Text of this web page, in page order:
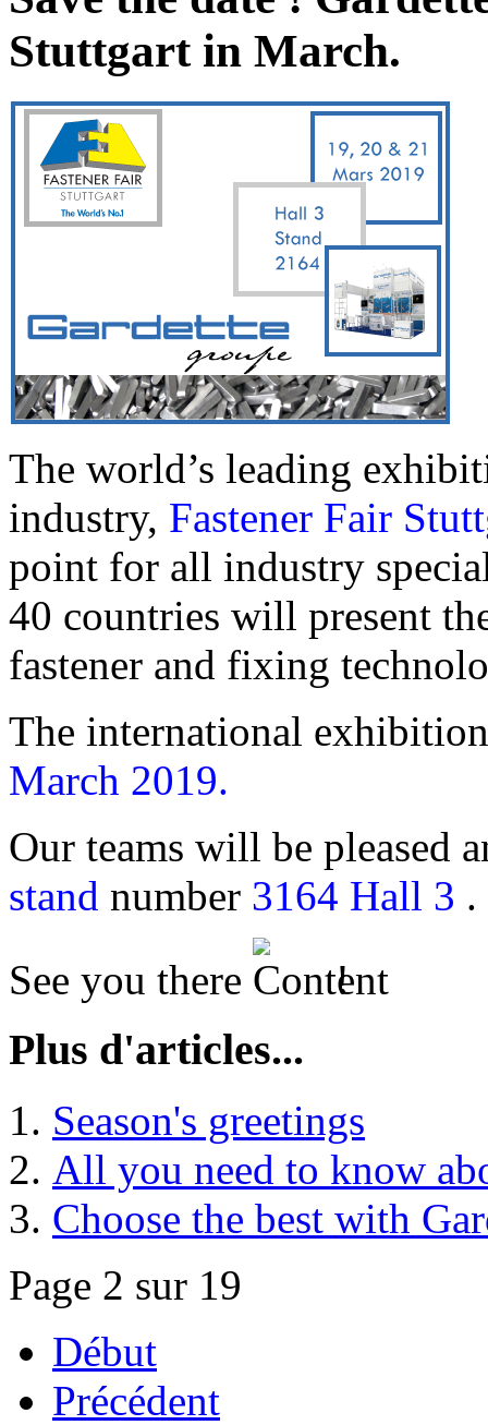
Stuttgart in March.
The world’s leading
industry, Fastener Fair
point for all industry
40 countries will present
fastener and fixing
The international
March 2019.
Our teams will be pleased
stand number 3164 Hall 3 .
See you there
!
Plus d'articles...
Season's greetings
All you need to know
Choose the best with
Page 2 sur 19
Début
Précédent